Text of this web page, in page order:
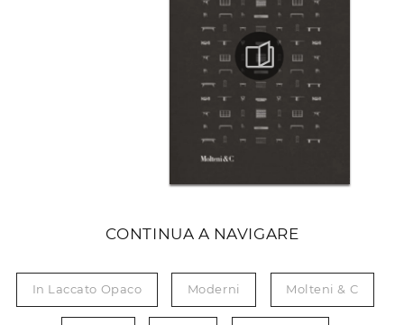
CONTINUA A NAVIGARE
In Laccato Opaco Moderni Molteni & C